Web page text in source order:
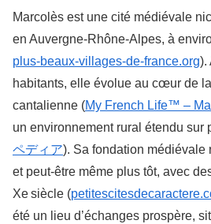
Marcolès est une cité médiévale
en Auvergne-Rhône‑Alpes, à
plus-beaux-villages-de-france.org).
habitants, elle évolue au cœur de
cantalienne (My French Life™ –
un environnement rural étendu sur
ペディア). Sa fondation médiévale
et peut-être même plus tôt, avec
Xe siècle (
été un lieu d’échanges prospère,